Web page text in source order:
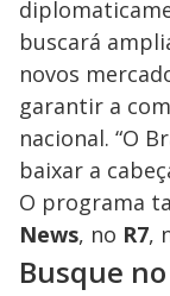
buscará
novos
garantir a
nacional. “O
baixar a
O programa
News, no R7,
Busque no